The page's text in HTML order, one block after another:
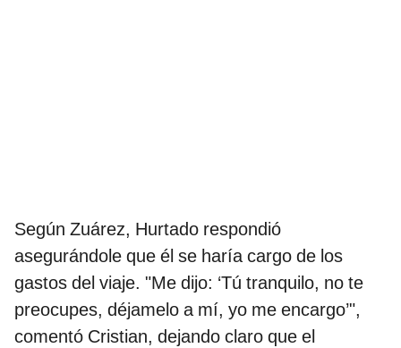
Según Zuárez, Hurtado respondió
asegurándole que él se haría cargo de los
gastos del viaje. "Me dijo: ‘Tú tranquilo, no te
preocupes, déjamelo a mí, yo me encargo’",
comentó Cristian, dejando claro que el